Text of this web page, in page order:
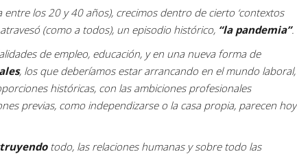
los 20 y 40 años), crecimos dentro de cierto ‘contextos
(como a todos), un episodio histórico, “la pandemia”.
de empleo, educación, y en una nueva forma de
, los que deberíamos estar arrancando en el mundo laboral,
históricas, con las ambiciones profesionales
previas, como independizarse o la casa propia, parecen hoy
todo, las relaciones humanas y sobre todo las